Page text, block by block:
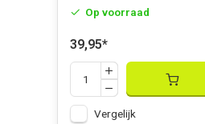
Op voorraad
39,95*
Vergelijk